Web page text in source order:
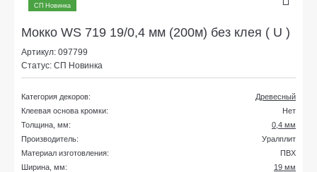
СП Новинка
Мокко WS 719 19/0,4 мм (200м) без клея ( U )
Артикул: 097799
Статус: СП Новинка
Категория декоров:
Древесный
Клеевая основа кромки:
Нет
Толщина, мм:
0,4 мм
Производитель:
Уралплит
Материал изготовления:
ПВХ
Ширина, мм:
19 мм